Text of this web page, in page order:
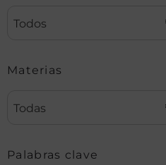
Todos
Materias
Todas
Palabras clave